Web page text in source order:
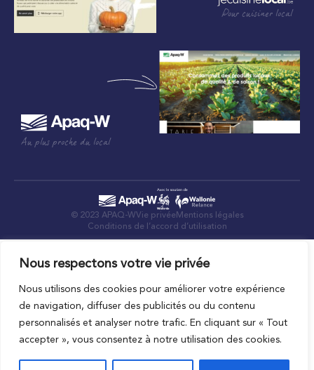
Nous respectons votre vie privée
Nous utilisons des cookies pour améliorer votre expérience
de navigation, diffuser des publicités ou du contenu
personnalisés et analyser notre trafic. En cliquant sur « Tout
accepter », vous consentez à notre utilisation des cookies.
Pour cuisiner local
Au plus proche du local
© 2023 APAQ-WVie privée Mentions légales
Conditions de l’accord d’utilisation